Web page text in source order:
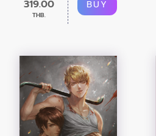
319.00
THB.
BUY